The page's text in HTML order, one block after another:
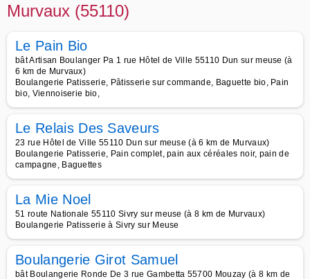
Murvaux (55110)
Le Pain Bio
bât Artisan Boulanger Pa 1 rue Hôtel de Ville 55110 Dun sur meuse (à
6 km de Murvaux)
Boulangerie Patisserie, Pâtisserie sur commande, Baguette bio, Pain
bio, Viennoiserie bio,
Le Relais Des Saveurs
23 rue Hôtel de Ville 55110 Dun sur meuse (à 6 km de Murvaux)
Boulangerie Patisserie, Pain complet, pain aux céréales noir, pain de
campagne, Baguettes
La Mie Noel
51 route Nationale 55110 Sivry sur meuse (à 8 km de Murvaux)
Boulangerie Patisserie à Sivry sur Meuse
Boulangerie Girot Samuel
bât Boulangerie Ronde De 3 rue Gambetta 55700 Mouzay (à 8 km de